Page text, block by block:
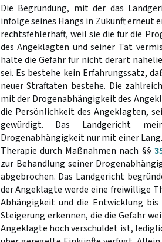
Die Begründung, mit der das
infolge seines Hangs in Zukunft erneut
rechtsfehlerhaft, weil sie die für die
des Angeklagten und seiner Tat
halte die Gefahr für nicht derart
sei. Es bestehe kein Erfahrungssatz,
neuer Straftaten bestehe. Die
mit der Drogenabhängigkeit des
die Persönlichkeit des Angeklagten,
gewürdigt. Das Landgericht
Drogenabhängigkeit nur mit einer
Therapie durch Maßnahmen nach §§
zur Behandlung seiner
abgebrochen. Das Landgericht
der Angeklagte werde eine freiwillige
Abhängigkeit und die Entwicklung
Steigerung erkennen, die die Gefahr
Angeklagte hoch verschuldet ist,